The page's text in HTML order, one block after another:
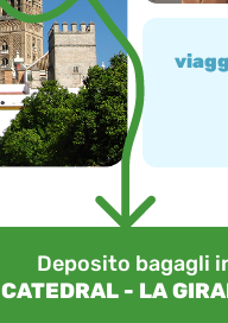
Deposito bagagli
CATEDRAL - LA